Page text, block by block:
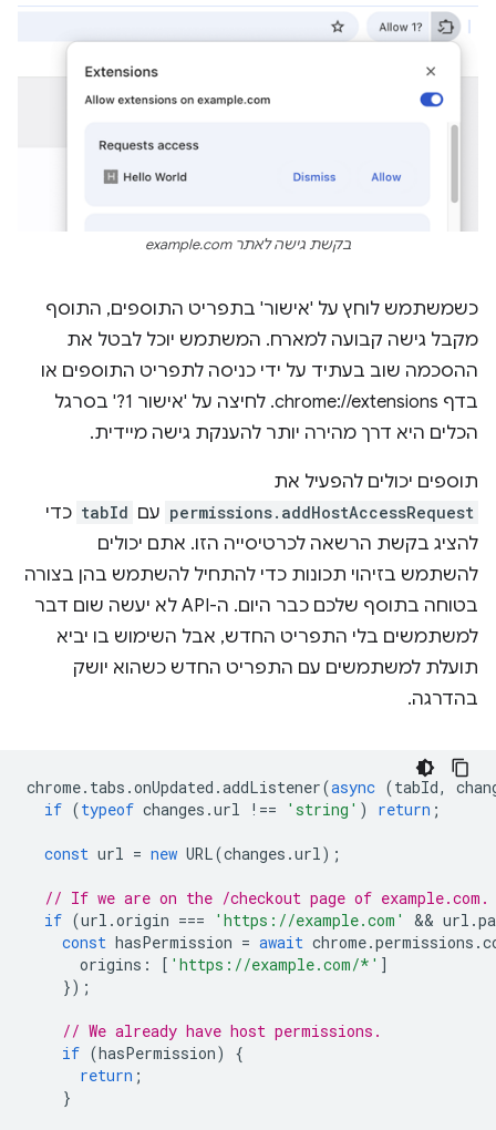
בקשת גישה לאתר example.com
כשמשתמש לוחץ על 'אישור' בתפריט התוספים, התוסף
מקבל גישה קבועה למארח. המשתמש יוכל לבטל את
ההסכמה שוב בעתיד על ידי כניסה לתפריט התוספים או
בדף chrome://extensions. לחיצה על 'אישור 1?' בסרגל
הכלים היא דרך מהירה יותר להענקת גישה מיידית.
תוספים יכולים להפעיל את
permissions.addHostAccessRequest עם tabId כדי
להציג בקשת הרשאה לכרטיסייה הזו. אתם יכולים
להשתמש בזיהוי תכונות כדי להתחיל להשתמש בהן בצורה
בטוחה בתוסף שלכם כבר היום. ה-API לא יעשה שום דבר
למשתמשים בלי התפריט החדש, אבל השימוש בו יביא
תועלת למשתמשים עם התפריט החדש כשהוא יושק
בהדרגה.
chrome. tabs .onUpdated .addListener(async (tabId,
if (typeof changes .url !== 'string' ) return ;
const url = new URL(changes .url);
// If we are on the /checkout page of example.com.
if (url .origin === 'https://example.com' && url .
const hasPermission = await chrome.permissions .
origins : [ 'https://example.com/*' ]
});
// We already have host permissions.
if (hasPermission)
{
return ;
}